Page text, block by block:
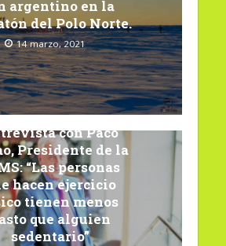
argentino en la
del Polo Norte.
14 marzo, 2021
con Paco
Presidente de la
“Las personas
hacen ejercicio
tienen menos
que alguien
sedentario”